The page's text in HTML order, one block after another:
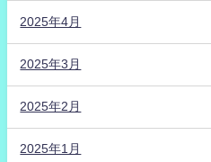
2025年4月
2025年3月
2025年2月
2025年1月